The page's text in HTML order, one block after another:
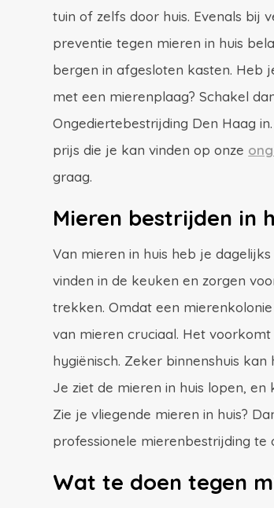
tuin of zelfs door huis. Evenals bij
preventie tegen mieren in huis
bergen in afgesloten kasten. Heb
met een mierenplaag? Schakel
Ongediertebestrijding Den Haag
prijs die je kan vinden op onze
graag.
Mieren bestrijden in
Van mieren in huis heb je
vinden in de keuken en zorgen
trekken. Omdat een
van mieren cruciaal. Het
hygiënisch. Zeker binnenshuis
Je ziet de mieren in huis lopen,
Zie je vliegende mieren in huis?
professionele mierenbestrijding te
Wat te doen tegen